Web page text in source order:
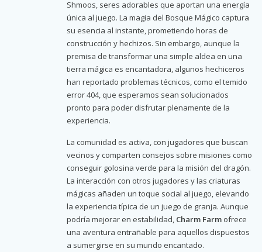
Shmoos, seres adorables que aportan una energía
única al juego. La magia del Bosque Mágico captura
su esencia al instante, prometiendo horas de
construcción y hechizos. Sin embargo, aunque la
premisa de transformar una simple aldea en una
tierra mágica es encantadora, algunos hechiceros
han reportado problemas técnicos, como el temido
error 404, que esperamos sean solucionados
pronto para poder disfrutar plenamente de la
experiencia.
La comunidad es activa, con jugadores que buscan
vecinos y comparten consejos sobre misiones como
conseguir golosina verde para la misión del dragón.
La interacción con otros jugadores y las criaturas
mágicas añaden un toque social al juego, elevando
la experiencia típica de un juego de granja. Aunque
podría mejorar en estabilidad, Charm Farm ofrece
una aventura entrañable para aquellos dispuestos
a sumergirse en su mundo encantado.